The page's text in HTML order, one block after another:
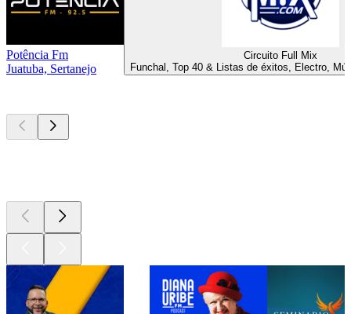
Potência Fm
Juatuba, Sertanejo
Circuito Full Mix
Funchal, Top 40 & Listas de éxitos, Electro,